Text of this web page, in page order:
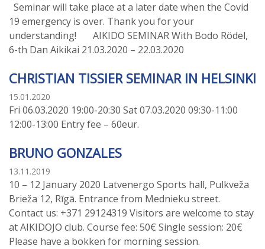
Seminar will take place at a later date when the Covid
19 emergency is over. Thank you for your
understanding! AIKIDO SEMINAR With Bodo Rödel,
6-th Dan Aikikai 21.03.2020 – 22.03.2020
CHRISTIAN TISSIER SEMINAR IN HELSINKI
15.01.2020
Fri 06.03.2020 19:00-20:30 Sat 07.03.2020 09:30-11:00
12:00-13:00 Entry fee – 60eur.
BRUNO GONZALES
13.11.2019
10 – 12 January 2020 Latvenergo Sports hall, Pulkveža
Brieža 12, Rīgā. Entrance from Mednieku street.
Contact us: +371 29124319 Visitors are welcome to stay
at AIKIDOJO club. Course fee: 50€ Single session: 20€
Please have a bokken for morning session.